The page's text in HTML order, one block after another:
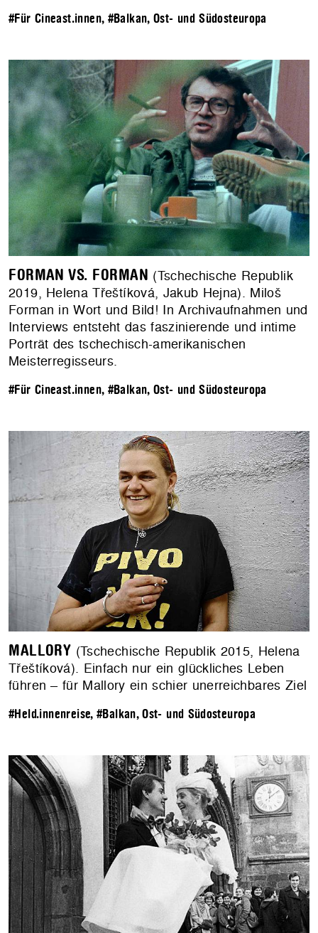
#Für Cineast.innen, #Balkan, Ost- und Südosteuropa
FORMAN VS. FORMAN (Tschechische Republik
2019, Helena Třeštíková, Jakub Hejna). Miloš
Forman in Wort und Bild! In Archivaufnahmen und
Interviews entsteht das faszinierende und intime
Porträt des tschechisch-amerikanischen
Meisterregisseurs.
#Für Cineast.innen, #Balkan, Ost- und Südosteuropa
MALLORY (Tschechische Republik 2015, Helena
Třeštíková). Einfach nur ein glückliches Leben
führen – für Mallory ein schier unerreichbares Ziel
#Held.innenreise, #Balkan, Ost- und Südosteuropa